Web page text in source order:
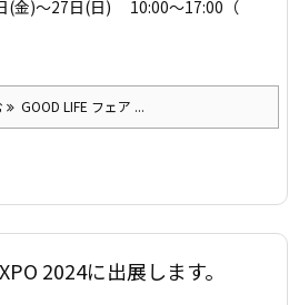
(金)～27日(日) 10:00～17:00（
GOOD LIFE フェア ...
2024に出展します。